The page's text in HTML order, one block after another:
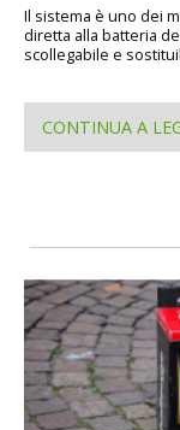
Il sistema è uno dei
diretta alla batteria
scollegabile e
CONTINUA A